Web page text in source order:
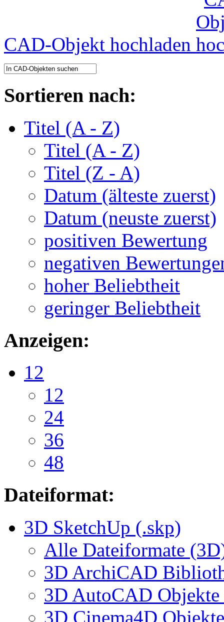
CAD-Objekt hochladen
Sortieren nach:
Titel (A - Z)
Titel (A - Z)
Titel (Z - A)
Datum (älteste zuerst)
Datum (neuste zuerst)
positiven Bewertung
negativen
hoher Beliebtheit
geringer Beliebtheit
Anzeigen:
12
12
24
36
48
Dateiformat:
3D SketchUp (.skp)
Alle Dateiformate
3D ArchiCAD
3D AutoCAD
3D Cinema4D